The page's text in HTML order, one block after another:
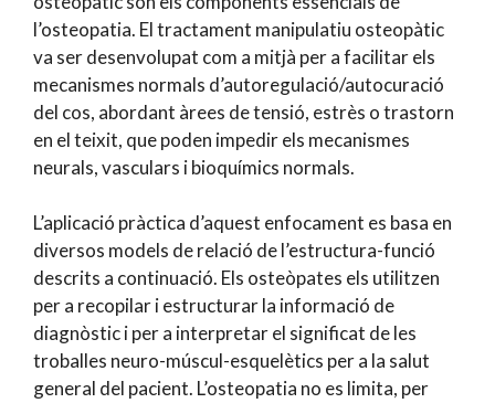
l’osteopatia. El tractament manipulatiu osteopàtic
va ser desenvolupat com a mitjà per a facilitar els
mecanismes normals d’autoregulació/autocuració
del cos, abordant àrees de tensió, estrès o trastorn
en el teixit, que poden impedir els mecanismes
neurals, vasculars i bioquímics normals.
L’aplicació pràctica d’aquest enfocament es basa en
diversos models de relació de l’estructura-funció
descrits a continuació. Els osteòpates els utilitzen
per a recopilar i estructurar la informació de
diagnòstic i per a interpretar el significat de les
troballes neuro-múscul-esquelètics per a la salut
general del pacient. L’osteopatia no es limita, per